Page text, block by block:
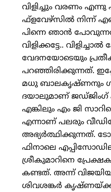
വിളിച്ചും വരണം
ഫ്ളവേഴ്സില്‍ നിന്ന്
പിന്നെ ഞാന്‍
വിളിക്കട്ടേ..
വേദനയോടെയും
പറഞ്ഞിരിക്കുന്നത്.
മധു ബാലകൃഷ്ണനും
ദയാലുമാണ് ജഡ്ജിംഗ്
എങ്കിലും എം ജി
എന്നാണ് പലരും
അഭ്യര്‍ത്ഥിക്കുന്നത്.
ഫിനാലെ
ശ്രീകുമാറിനെ
കണ്ടത്. അന്ന്
ശിവശങ്കര്‍